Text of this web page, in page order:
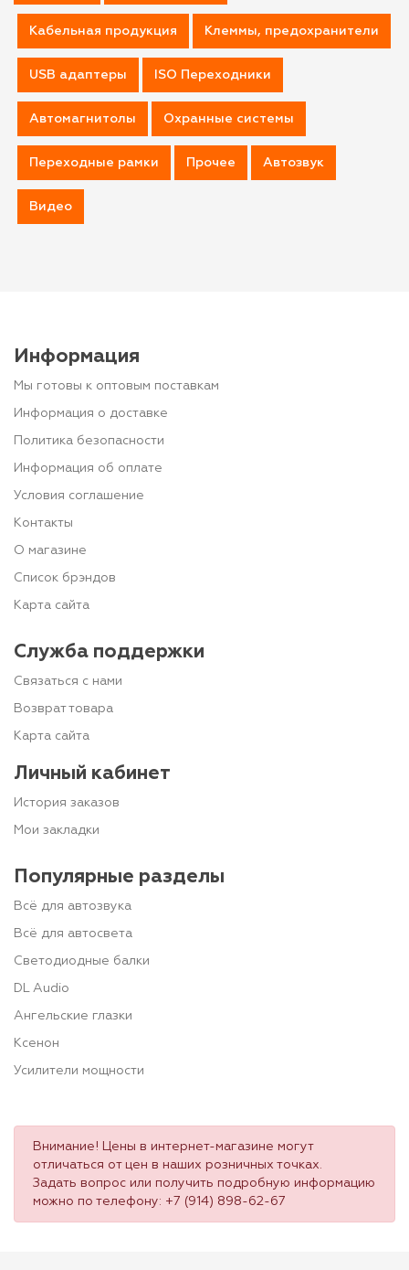
Кабельная продукция Клеммы, предохранители
USB адаптеры ISO Переходники
Автомагнитолы Охранные системы
Переходные рамки Прочее Автозвук
Видео
Информация
Мы готовы к оптовым поставкам
Информация о доставке
Политика безопасности
Информация об оплате
Условия соглашение
Контакты
О магазине
Список брэндов
Карта сайта
Служба поддержки
Связаться с нами
Возврат товара
Карта сайта
Личный кабинет
История заказов
Мои закладки
Популярные разделы
Всё для автозвука
Всё для автосвета
Светодиодные балки
DL Audio
Ангельские глазки
Ксенон
Усилители мощности
Внимание! Цены в интернет-магазине могут
отличаться от цен в наших розничных точках.
Задать вопрос или получить подробную информацию
можно по телефону: +7 (914) 898-62-67